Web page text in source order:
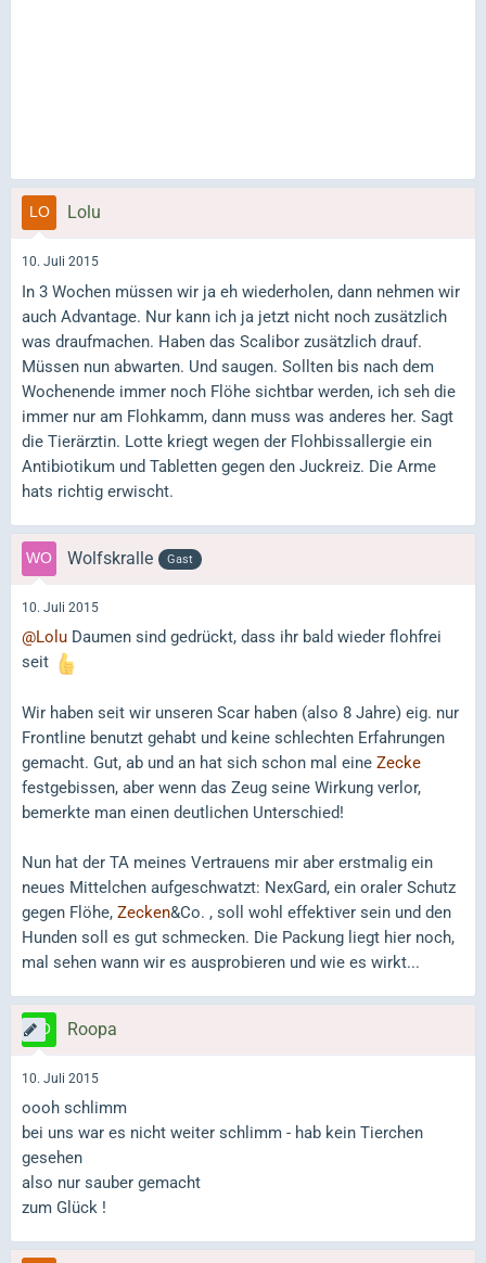
Lolu
10. Juli 2015
In 3 Wochen müssen wir ja eh wiederholen, dann nehmen wir
auch Advantage. Nur kann ich ja jetzt nicht noch zusätzlich
was draufmachen. Haben das Scalibor zusätzlich drauf.
Müssen nun abwarten. Und saugen. Sollten bis nach dem
Wochenende immer noch Flöhe sichtbar werden, ich seh die
immer nur am Flohkamm, dann muss was anderes her. Sagt
die Tierärztin. Lotte kriegt wegen der Flohbissallergie ein
Antibiotikum und Tabletten gegen den Juckreiz. Die Arme
hats richtig erwischt.
Wolfskralle Gast
10. Juli 2015
@Lolu Daumen sind gedrückt, dass ihr bald wieder flohfrei
seit
Wir haben seit wir unseren Scar haben (also 8 Jahre) eig. nur
Frontline benutzt gehabt und keine schlechten Erfahrungen
gemacht. Gut, ab und an hat sich schon mal eine Zecke
festgebissen, aber wenn das Zeug seine Wirkung verlor,
bemerkte man einen deutlichen Unterschied!
Nun hat der TA meines Vertrauens mir aber erstmalig ein
neues Mittelchen aufgeschwatzt: NexGard, ein oraler Schutz
gegen Flöhe, Zecken&Co. , soll wohl effektiver sein und den
Hunden soll es gut schmecken. Die Packung liegt hier noch,
mal sehen wann wir es ausprobieren und wie es wirkt...
Roopa
10. Juli 2015
oooh schlimm
bei uns war es nicht weiter schlimm - hab kein Tierchen
gesehen
also nur sauber gemacht
zum Glück !